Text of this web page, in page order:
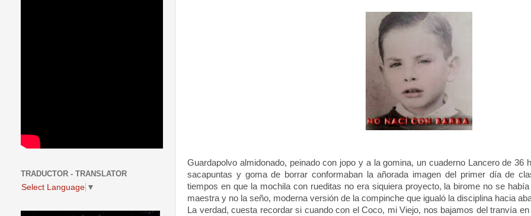
Guardapolvo almidonado, peinado con jopo y a la gomina, un cuaderno Lancero de 36
sacapuntas y goma de borrar conformaban la añorada imagen del primer día de
tiempos en que la mochila con rueditas no era siquiera proyecto, la birome no se
maestra y no la seño, moderna versión de la compinche que igualó la disciplina hacia
La verdad, cuesta recordar si cuando con el Coco, mi Viejo, nos bajamos del tranvía
TRADUCTOR - TRANSLATOR
Select Language ▼